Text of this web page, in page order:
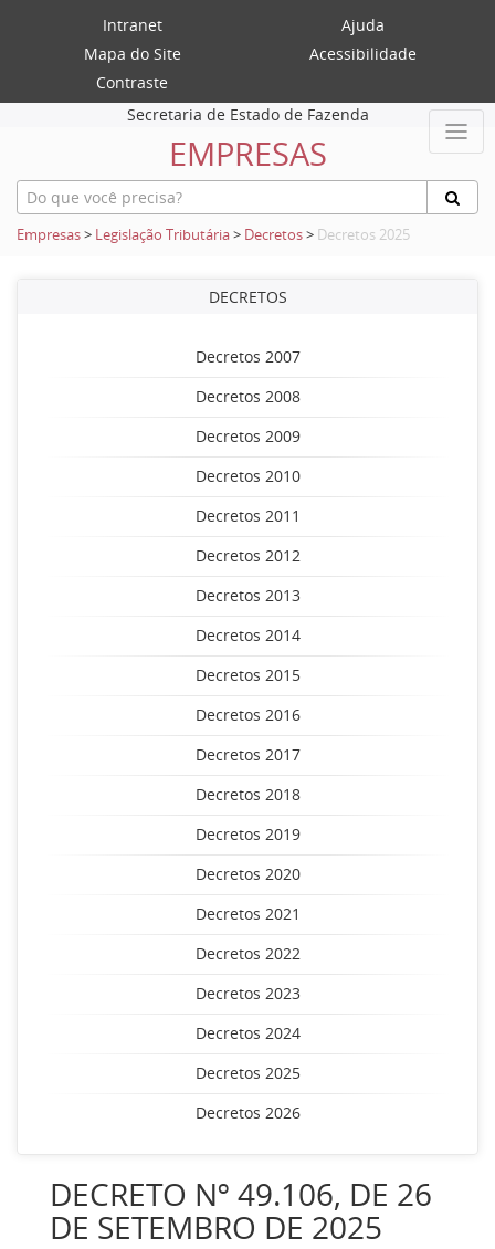
Intranet
Ajuda
Mapa do Site
Acessibilidade
Contraste
Secretaria de Estado de Fazenda
EMPRESAS
Empresas> Legislação Tributária> Decretos> Decretos 2025
DECRETOS
Decretos 2007
Decretos 2008
Decretos 2009
Decretos 2010
Decretos 2011
Decretos 2012
Decretos 2013
Decretos 2014
Decretos 2015
Decretos 2016
Decretos 2017
Decretos 2018
Decretos 2019
Decretos 2020
Decretos 2021
Decretos 2022
Decretos 2023
Decretos 2024
Decretos 2025
Decretos 2026
DECRETO Nº 49.106, DE 26
DE SETEMBRO DE 2025